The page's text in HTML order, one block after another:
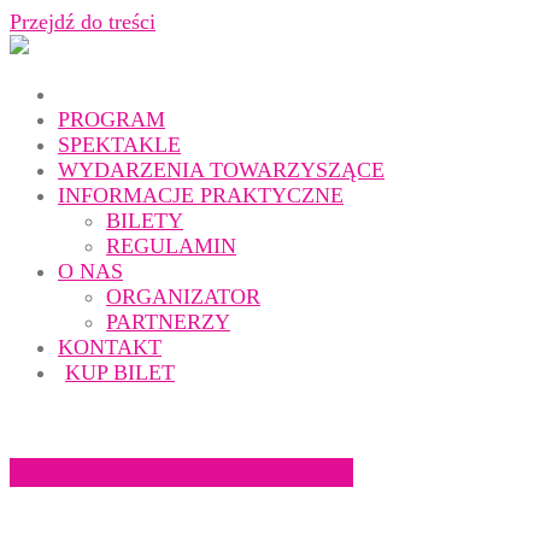
Przejdź do treści
PROGRAM
SPEKTAKLE
WYDARZENIA TOWARZYSZĄCE
INFORMACJE PRAKTYCZNE
BILETY
REGULAMIN
O NAS
ORGANIZATOR
PARTNERZY
KONTAKT
KUP BILET